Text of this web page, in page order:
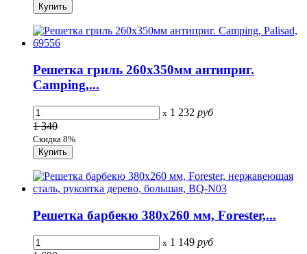
Решетка гриль 260х350мм антиприг.
Camping,...
x 1 232 руб
1 340
Скидка 8%
Решетка барбекю 380х260 мм, Forester,...
x 1 149 руб